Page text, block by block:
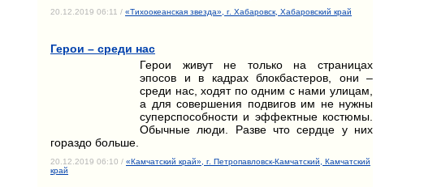
20.12.2019 06:11 / «Тихоокеанская звезда», г. Хабаровск, Хабаровский край
Герои – среди нас
Герои живут не только на страницах
эпосов и в кадрах блокбастеров, они –
среди нас, ходят по одним с нами улицам,
а для совершения подвигов им не нужны
суперспособности и эффектные костюмы.
Обычные люди. Разве что сердце у них
гораздо больше.
20.12.2019 06:10 / «Камчатский край», г. Петропавловск-Камчатский, Камчатский
край